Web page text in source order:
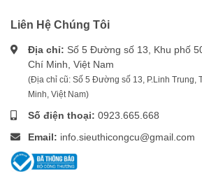
Liên Hệ Chúng Tôi
Địa chỉ: Số 5 Đường số 13, Khu phố
Chí Minh, Việt Nam
(Địa chỉ cũ: Số 5 Đường số 13, P.Linh Trung,
Minh, Việt Nam)
Số điện thoại: 0923.665.668
Email: info.sieuthicongcu@gmail.com